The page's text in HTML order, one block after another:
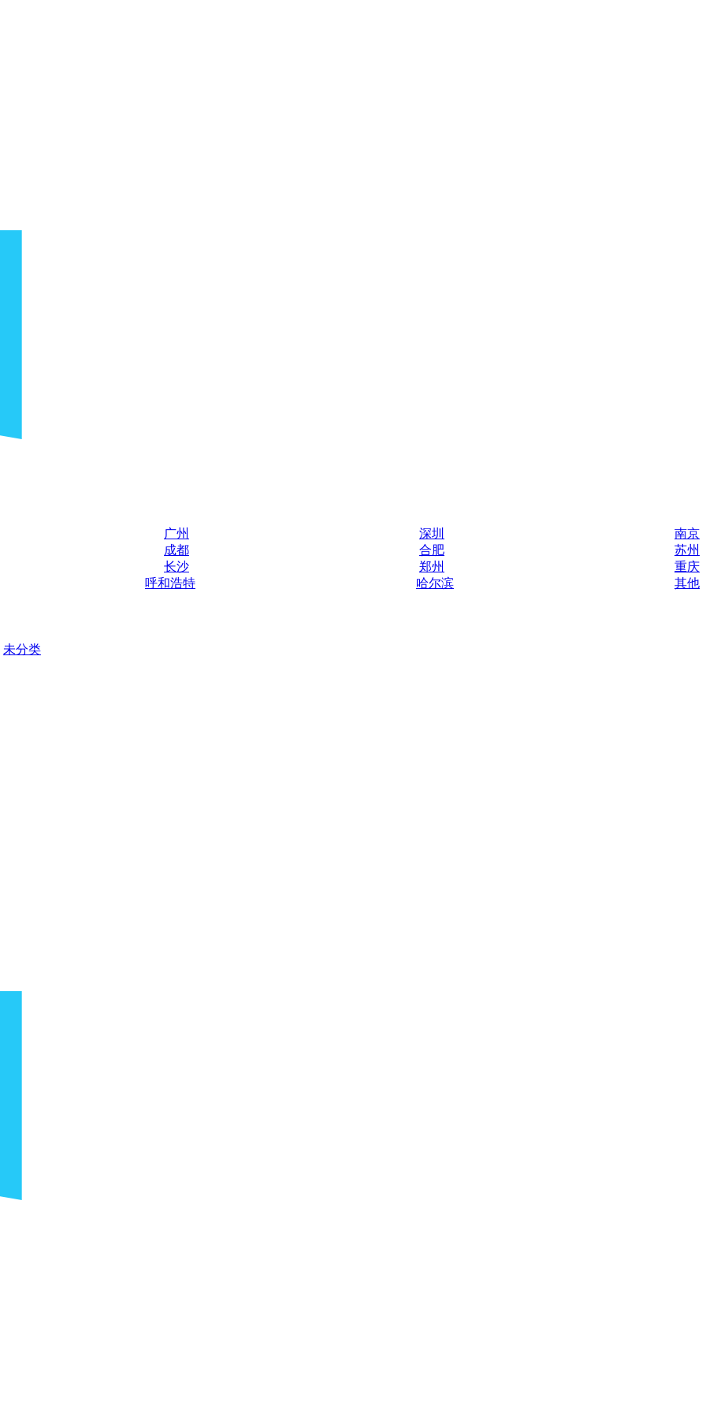
广州 深圳
南京
成都 合肥
苏州
长沙 郑州
重庆
呼和浩特 哈尔滨
其他
未分类